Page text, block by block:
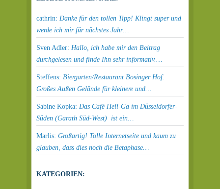
cathrin: Danke für den tollen Tipp! Klingt super und
werde ich mir für nächstes Jahr…
Sven Adler: Hallo, ich habe mir den Beitrag
durchgelesen und finde Ihn sehr informativ.…
Steffens: Biergarten/Restaurant Bosinger Hof.
Großes Außen Gelände für kleinere und…
Sabine Kopka: Das Café Hell-Ga im Düsseldorfer-
Süden (Garath Süd-West) ist ein…
Marlis: Großartig! Tolle Internetseite und kaum zu
glauben, dass dies noch die Betaphase…
KATEGORIEN: